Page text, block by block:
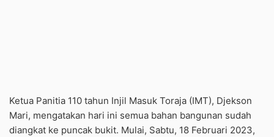
Ketua Panitia 110 tahun Injil Masuk Toraja (IMT), Djekson
Mari, mengatakan hari ini semua bahan bangunan sudah
diangkat ke puncak bukit. Mulai, Sabtu, 18 Februari 2023,